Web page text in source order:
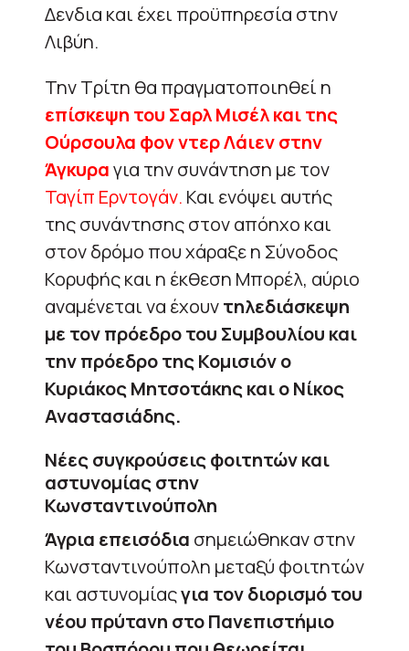
Δενδια και έχει προϋπηρεσία στην
Λιβύη.
Την Τρίτη θα πραγματοποιηθεί η
επίσκεψη του Σαρλ Μισέλ και της
Ούρσουλα φον ντερ Λάιεν στην
Άγκυραγια την συνάντηση με τον
Ταγίπ Ερντογάν. Και ενόψει αυτής
της συνάντησης στον απόηχο και
στον δρόμο που χάραξε η Σύνοδος
Κορυφής και η έκθεση Μπορέλ, αύριο
αναμένεται να έχουντηλεδιάσκεψη
με τον πρόεδρο του Συμβουλίου και
την πρόεδρο της Κομισιόν ο
Κυριάκος Μητσοτάκης και ο Νίκος
Αναστασιάδης.
Νέες συγκρούσεις φοιτητών και
αστυνομίας στην
Κωνσταντινούπολη
Άγρια επεισόδια σημειώθηκαν στην
Κωνσταντινούπολη μεταξύ φοιτητών
και αστυνομίαςγια τον διορισμό του
νέου πρύτανη στο Πανεπιστήμιο